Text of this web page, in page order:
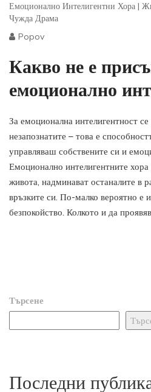
Емоционално Интелигентни Хора |
Чужда Драма
Popov
Какво не е
емоционално
За емоционална интелигентност
незапознатите – това е
управляваш собствените си и
Емоционално интелигентните
живота, надминават останалите в
връзките си. По-малко вероятно е
безпокойство. Колкото и да
Търсене
Последни